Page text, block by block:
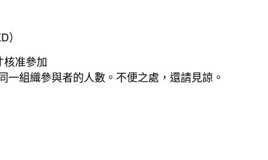
核准參加
組織參與者的人數。不便之處，還請見諒。